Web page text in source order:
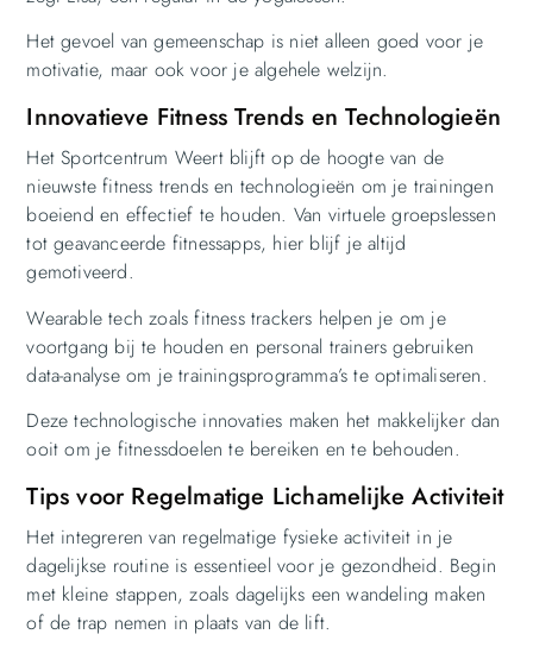
Het gevoel van gemeenschap is niet alleen goed voor je
motivatie, maar ook voor je algehele welzijn.
Innovatieve Fitness Trends en Technologieën
Het Sportcentrum Weert blijft op de hoogte van de
nieuwste fitness trends en technologieën om je trainingen
boeiend en effectief te houden. Van virtuele groepslessen
tot geavanceerde fitnessapps, hier blijf je altijd
gemotiveerd.
Wearable tech zoals fitness trackers helpen je om je
voortgang bij te houden en personal trainers gebruiken
data-analyse om je trainingsprogramma’s te optimaliseren.
Deze technologische innovaties maken het makkelijker dan
ooit om je fitnessdoelen te bereiken en te behouden.
Tips voor Regelmatige Lichamelijke Activiteit
Het integreren van regelmatige fysieke activiteit in je
dagelijkse routine is essentieel voor je gezondheid. Begin
met kleine stappen, zoals dagelijks een wandeling maken
of de trap nemen in plaats van de lift.